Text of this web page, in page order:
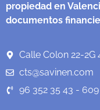
propiedad en
documentos
Calle Colon 22-2G
cts@savinen.com
96 352 35 43 - 609